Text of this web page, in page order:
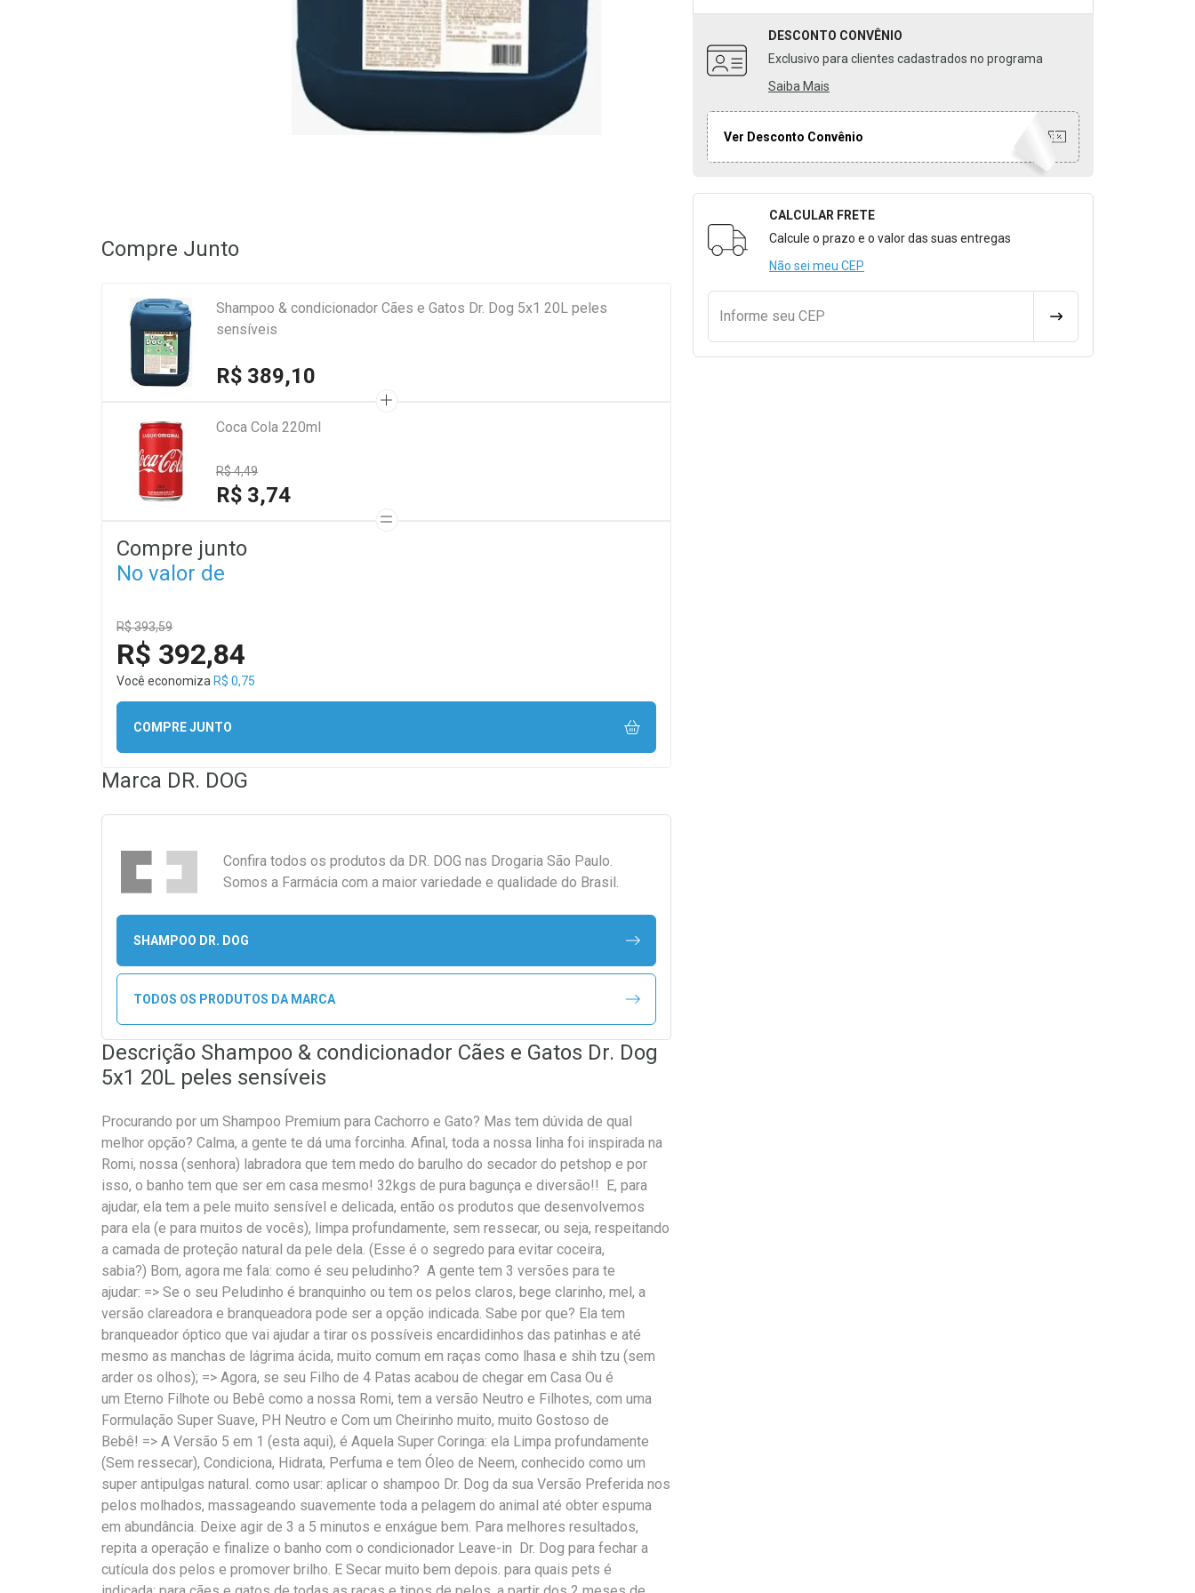
DESCONTO CONVÊNIO
Exclusivo para clientes cadastrados no programa
Saiba Mais
Ver Desconto Convênio
Formulário para Calcular o Frete
CALCULAR FRETE
Calcule o prazo e o valor das suas entregas
Não sei meu CEP
Informe seu CEP CALCULAR FRETE
Compre Junto
Shampoo & condicionador Cães e Gatos Dr. Dog 5x1 20L peles
sensíveis
R$ 389,10
Coca Cola 220ml
R$ 4,49
R$ 3,74
Compre junto
No valor de
R$ 393,59
R$ 392,84
Você economiza R$ 0,75
COMPRE JUNTO
Marca DR. DOG
Confira todos os produtos da DR. DOG nas Drogaria São Paulo.
Somos a Farmácia com a maior variedade e qualidade do Brasil.
SHAMPOO DR. DOG
TODOS OS PRODUTOS DA MARCA
Descrição Shampoo & condicionador Cães e Gatos Dr. Dog
5x1 20L peles sensíveis
Procurando por um Shampoo Premium para Cachorro e Gato? Mas tem dúvida de qual
melhor opção? Calma, a gente te dá uma forcinha. Afinal, toda a nossa linha foi inspirada na
Romi, nossa (senhora) labradora que tem medo do barulho do secador do petshop e por
isso, o banho tem que ser em casa mesmo! 32kgs de pura bagunça e diversão!! E, para
ajudar, ela tem a pele muito sensível e delicada, então os produtos que desenvolvemos
para ela (e para muitos de vocês), limpa profundamente, sem ressecar, ou seja, respeitando
a camada de proteção natural da pele dela. (Esse é o segredo para evitar coceira,
sabia?) Bom, agora me fala: como é seu peludinho? A gente tem 3 versões para te
ajudar: => Se o seu Peludinho é branquinho ou tem os pelos claros, bege clarinho, mel, a
versão clareadora e branqueadora pode ser a opção indicada. Sabe por que? Ela tem
branqueador óptico que vai ajudar a tirar os possíveis encardidinhos das patinhas e até
mesmo as manchas de lágrima ácida, muito comum em raças como lhasa e shih tzu (sem
arder os olhos); => Agora, se seu Filho de 4 Patas acabou de chegar em Casa Ou é
um Eterno Filhote ou Bebê como a nossa Romi, tem a versão Neutro e Filhotes, com uma
Formulação Super Suave, PH Neutro e Com um Cheirinho muito, muito Gostoso de
Bebê! => A Versão 5 em 1 (esta aqui), é Aquela Super Coringa: ela Limpa profundamente
(Sem ressecar), Condiciona, Hidrata, Perfuma e tem Óleo de Neem, conhecido como um
super antipulgas natural. como usar: aplicar o shampoo Dr. Dog da sua Versão Preferida nos
pelos molhados, massageando suavemente toda a pelagem do animal até obter espuma
em abundância. Deixe agir de 3 a 5 minutos e enxágue bem. Para melhores resultados,
repita a operação e finalize o banho com o condicionador Leave-in Dr. Dog para fechar a
cutícula dos pelos e promover brilho. E Secar muito bem depois. para quais pets é